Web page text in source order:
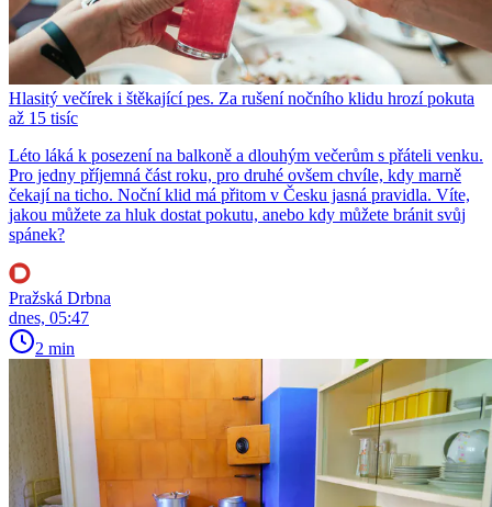
Hlasitý večírek i štěkající pes. Za rušení nočního klidu hrozí pokuta
až 15 tisíc
Léto láká k posezení na balkoně a dlouhým večerům s přáteli venku.
Pro jedny příjemná část roku, pro druhé ovšem chvíle, kdy marně
čekají na ticho. Noční klid má přitom v Česku jasná pravidla. Víte,
jakou můžete za hluk dostat pokutu, anebo kdy můžete bránit svůj
spánek?
Pražská Drbna
dnes, 05:47
2 min